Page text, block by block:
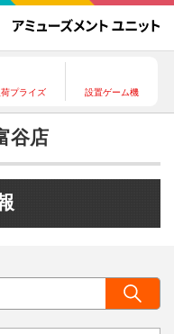
荷プライズ 設置ゲーム機
谷店